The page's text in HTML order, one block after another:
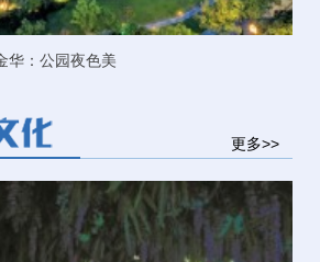
华：公园夜色美
更多>>